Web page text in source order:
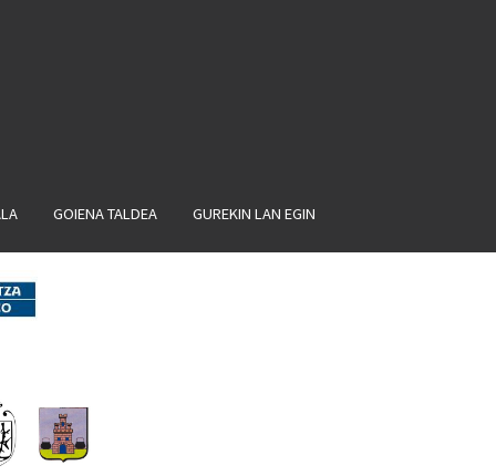
GOIENA TALDEA GUREKIN LAN EGIN